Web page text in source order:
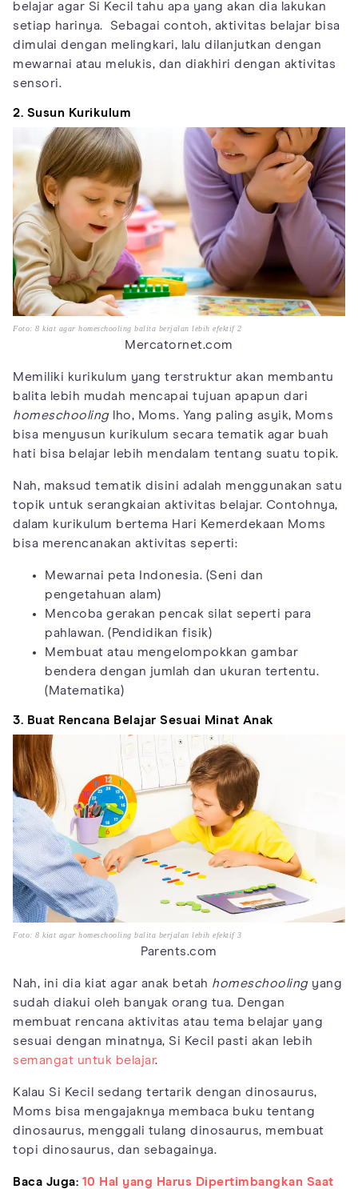
belajar agar Si Kecil tahu apa yang akan dia lakukan
setiap harinya. Sebagai contoh, aktivitas belajar bisa
dimulai dengan melingkari, lalu dilanjutkan dengan
mewarnai atau melukis, dan diakhiri dengan aktivitas
sensori.
2. Susun Kurikulum
Foto: 8 kiat agar homeschooling balita berjalan lebih efektif 2
Mercatornet.com
Memiliki kurikulum yang terstruktur akan membantu
balita lebih mudah mencapai tujuan apapun dari
homeschoolinglho, Moms. Yang paling asyik, Moms
bisa menyusun kurikulum secara tematik agar buah
hati bisa belajar lebih mendalam tentang suatu topik.
Nah, maksud tematik disini adalah menggunakan satu
topik untuk serangkaian aktivitas belajar. Contohnya,
dalam kurikulum bertema Hari Kemerdekaan Moms
bisa merencanakan aktivitas seperti:
Mewarnai peta Indonesia. (Seni dan
pengetahuan alam)
Mencoba gerakan pencak silat seperti para
pahlawan. (Pendidikan fisik)
Membuat atau mengelompokkan gambar
bendera dengan jumlah dan ukuran tertentu.
(Matematika)
3. Buat Rencana Belajar Sesuai Minat Anak
Foto: 8 kiat agar homeschooling balita berjalan lebih efektif 3
Parents.com
Nah, ini dia kiat agar anak betah homeschoolingyang
sudah diakui oleh banyak orang tua. Dengan
membuat rencana aktivitas atau tema belajar yang
sesuai dengan minatnya, Si Kecil pasti akan lebih
semangat untuk belajar.
Kalau Si Kecil sedang tertarik dengan dinosaurus,
Moms bisa mengajaknya membaca buku tentang
dinosaurus, menggali tulang dinosaurus, membuat
topi dinosaurus, dan sebagainya.
Baca Juga: 10 Hal yang Harus Dipertimbangkan Saat